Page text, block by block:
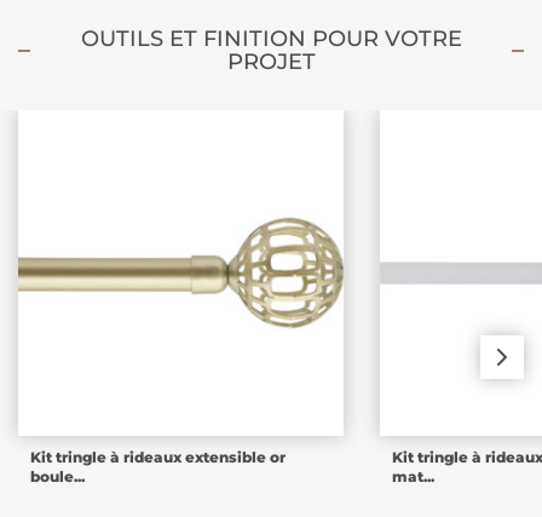
OUTILS ET FINITION POUR VOTRE
PROJET
Kit tringle à rideaux extensible or
boule...
Kit tringle à
mat...